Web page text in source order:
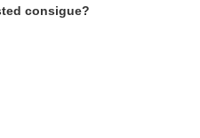
consigue?